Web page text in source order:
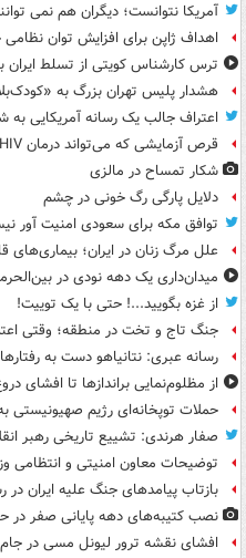
آمریکا نتوانست؛ دیگران هم نمی
اهداف ژاپن برای افزایش توان
ترس کارشناس کویتی از تسلط ایران
هشدار پلیس تهران بزرگ به
اعتراف جالب یک رسانه آمریکایی
قرص آزمایشی که می‌تواند درمان HIV را متحول کند
شکار تمساح در مالزی
دلایل پارگی رگ خونی در چشم
توافق مکه برای سعودی امنیت آور
علل مرگ زنان در ایران؛
میدان‌داری یک دهه نودی در
از غزه بگویید...! حتی با یک توییت!
جنگ تاج و تخت در منطقه؛ وقتی
رسانه عبری: نتانیاهو دست به
از مظلوم‌نمایی براندازها تا افشای
حملات توپخانه‌ای رژیم صهیونیستی
صفار هرندی: تشییع تاریخی رهبر
توضیحات معاون امنیتی و انتظامی
بازتاب پیامدهای جنگ علیه ایران در
نصب کتیبه‌های دهه پایانی صفر در
افشای نقشه ترور لیونل مسی در جام